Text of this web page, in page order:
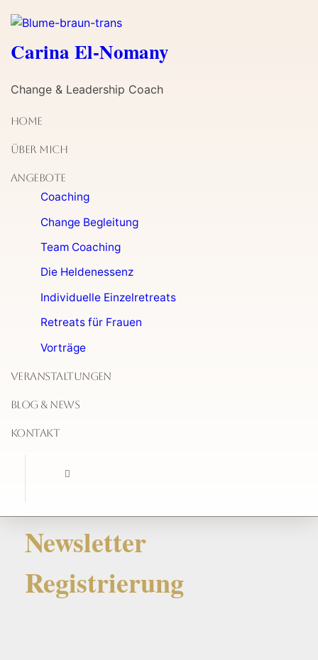
Carina El-Nomany
Change & Leadership Coach
Home
Über Mich
Angebote
Coaching
Change Begleitung
Team Coaching
Die Heldenessenz
Individuelle Einzelretreats
Retreats für Frauen
Vorträge
Veranstaltungen
Blog & News
Kontakt
Newsletter
Registrierung